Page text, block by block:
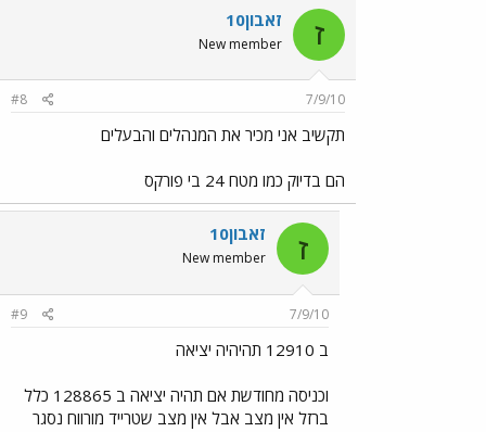
ז זאבון10
New member
7/9/10
#8
תקשיב אני מכיר את המנהלים והבעלים
הם בדיוק כמו מטח 24 בי פורקס
ז זאבון10
New member
7/9/10
#9
ב 12910 תהיהיה יציאה
וכניסה מחודשת אם תהיה יציאה ב 128865 כלל
ברזל אין מצב אבל אין מצב שטרייד מורווח נסגר